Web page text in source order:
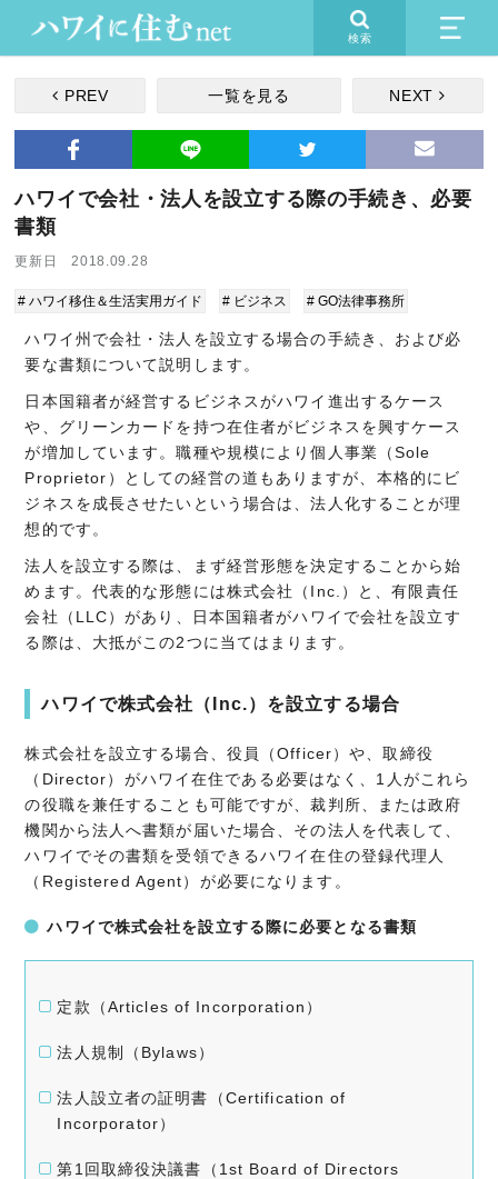
検索
PREV 一覧を見る NEXT
ハワイで会社・法人を設立する際の手続き、必要
書類
更新日 2018.09.28
# ハワイ移住＆生活実用ガイド # ビジネス # GO法律事務所
ハワイ州で会社・法人を設立する場合の手続き、および必
要な書類について説明します。
日本国籍者が経営するビジネスがハワイ進出するケース
や、グリーンカードを持つ在住者がビジネスを興すケース
が増加しています。職種や規模により個人事業（Sole
Proprietor）としての経営の道もありますが、本格的にビ
ジネスを成長させたいという場合は、法人化することが理
想的です。
法人を設立する際は、まず経営形態を決定することから始
めます。代表的な形態には株式会社（Inc.）と、有限責任
会社（LLC）があり、日本国籍者がハワイで会社を設立す
る際は、大抵がこの2つに当てはまります。
ハワイで株式会社（Inc.）を設立する場合
株式会社を設立する場合、役員（Officer）や、取締役
（Director）がハワイ在住である必要はなく、1人がこれら
の役職を兼任することも可能ですが、裁判所、または政府
機関から法人へ書類が届いた場合、その法人を代表して、
ハワイでその書類を受領できるハワイ在住の登録代理人
（Registered Agent）が必要になります。
ハワイで株式会社を設立する際に必要となる書類
定款（Articles of Incorporation）
法人規制（Bylaws）
法人設立者の証明書（Certification of
Incorporator）
第1回取締役決議書（1st Board of Directors